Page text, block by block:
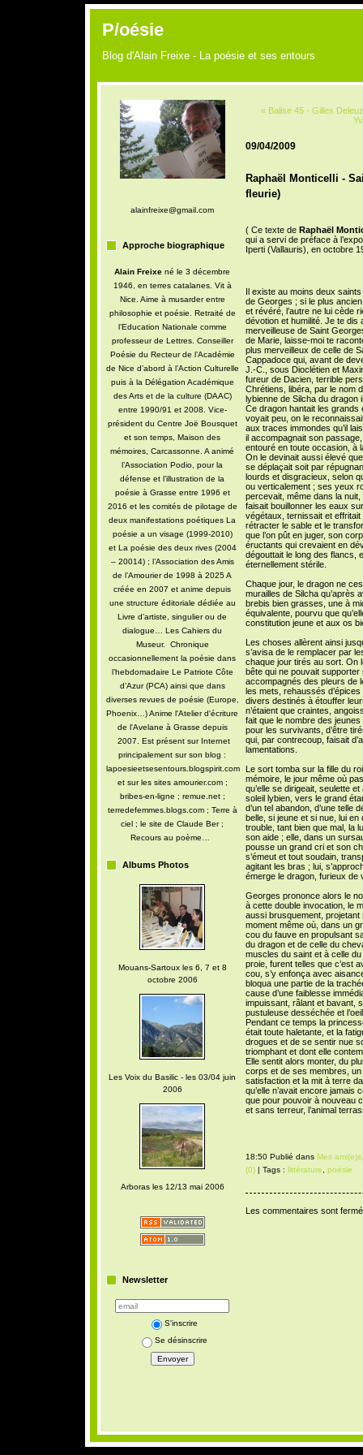
P/oésie
Blog d'Alain Freixe - La poésie et ses entours
alainfreixe@gmail.com
Approche biographique
Alain Freixe né le 3 décembre
1946, en terres catalanes. Vit à
Nice. Aime à musarder entre
philosophie et poésie. Retraité de
l’Education Nationale comme
professeur de Lettres. Conseiller
Poésie du Recteur de l’Académie
de Nice d’abord à l’Action Culturelle
puis à la Délégation Académique
des Arts et de la culture (DAAC)
entre 1990/91 et 2008. Vice-
président du Centre Joë Bousquet
et son temps, Maison des
mémoires, Carcassonne. A animé
l’Association Podio, pour la
défense et l’illustration de la
poésie à Grasse entre 1996 et
2016 et les comités de pilotage de
deux manifestations poétiques La
poésie a un visage (1999-2010)
et La poésie des deux rives (2004
– 20014) ; l’Association des Amis
de l’Amourier de 1998 à 2025 A
créée en 2007 et anime depuis
une structure éditoriale dédiée au
Livre d’artiste, singulier ou de
dialogue… Les Cahiers du
Museur. Chronique
occasionnellement la poésie dans
l’hebdomadaire Le Patriote Côte
d’Azur (PCA) ainsi que dans
diverses revues de poésie (Europe,
Phoenix…) Anime l'Atelier d'écriture
de l'Avelane à Grasse depuis
2007. Est présent sur Internet
principalement sur son blog :
lapoesieetsesentours.blogspirit.com
et sur les sites amourier.com ;
bribes-en-ligne ; remue.net ;
terredefemmes.blogs.com ; Terre à
ciel ; le site de Claude Ber ;
Recours au poème…
Albums Photos
Mouans-Sartoux les 6, 7 et 8
octobre 2006
Les Voix du Basilic - les 03/04 juin
2006
Arboras les 12/13 mai 2006
Newsletter
S'inscrire
Se désinscrire
« Balise 45 - Gilles
09/04/2009
Raphaël Monticelli -
fleurie)
( Ce texte de Raphaël
qui a servi de préface à
Iperti (Vallauris), en octobre
Il existe au moins deux
de Georges ; si le plus
et révéré, l’autre ne lui cède
dévotion et humilité. Je te dis
merveilleuse de Saint
de Marie, laisse-moi te
plus merveilleux de celle de
Cappadoce qui, avant de
J.-C., sous Dioclétien et
fureur de Dacien, terrible
Chrétiens, libéra, par le nom
lybienne de Silcha du dragon
Ce dragon hantait les grands
voyait peu, on le
aux traces immondes qu’il
il accompagnait son
entouré en toute occasion, à
On le devinait aussi élevé
se déplaçait soit par
lourds et disgracieux, selon
ou verticalement ; ses yeux
percevait, même dans la
faisait bouillonner les eaux
végétaux, ternissait et
rétracter le sable et le
que l’on pût en juger, son
éructants qui crevaient en
dégouttait le long des flancs,
éternellement stérile.
Chaque jour, le dragon ne
murailles de Silcha qu’après
brebis bien grasses, une à
équivalente, pourvu que
constitution jeune et aux os
Les choses allèrent ainsi
s’avisa de le remplacer par
chaque jour tirés au sort. On
bête qui ne pouvait
accompagnés des pleurs de
les mets, rehaussés
divers destinés à étouffer
n’étaient que craintes,
fait que le nombre des
pour les survivants, d’être
qui, par contrecoup, faisait
lamentations.
Le sort tomba sur la fille du
mémoire, le jour même où
qu’elle se dirigeait, seulette
soleil lybien, vers le grand
d’un tel abandon, d’une telle
belle, si jeune et si nue, lui
trouble, tant bien que mal, la
son aide ; elle, dans un
pousse un grand cri et son
s’émeut et tout soudain,
agitant les bras ; lui,
émerge le dragon, furieux de
Georges prononce alors le
à cette double invocation, le
aussi brusquement,
moment même où, dans un
cou du fauve en propulsant
du dragon et de celle du
muscles du saint et à celle
proie, furent telles que c’est
cou, s’y enfonça avec
bloqua une partie de la
cause d’une faiblesse
impuissant, râlant et bavant,
pustuleuse desséchée et
Pendant ce temps la
était toute haletante, et la
drogues et de se sentir nue
triomphant et dont elle
Elle sentit alors monter, du
corps et de ses membres,
satisfaction et la mit à terre
qu’elle n’avait encore
que pour pouvoir à nouveau
et sans terreur, l’animal
18:50 Publié dans Mes
(0)| Tags : littérature poésie
Les commentaires sont